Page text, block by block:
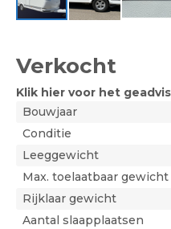
Verkocht
Klik hier voor het
Bouwjaar
Conditie
Leeggewicht
Max. toelaatbaar gewicht
Rijklaar gewicht
Aantal slaapplaatsen